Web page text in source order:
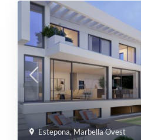
Estepona,Marbella Ovest